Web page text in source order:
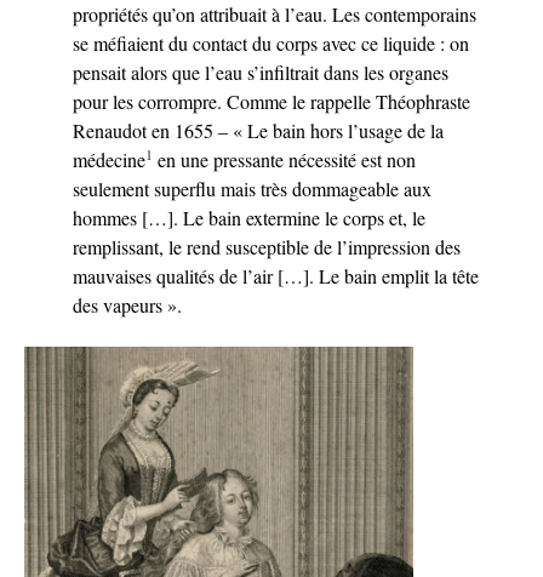
propriétés qu’on attribuait à l’eau. Les contemporains
se méfiaient du contact du corps avec ce liquide : on
pensait alors que l’eau s’infiltrait dans les organes
pour les corrompre. Comme le rappelle Théophraste
Renaudot en 1655 – « Le bain hors l’usage de la
médecine1 en une pressante nécessité est non
seulement superflu mais très dommageable aux
hommes […]. Le bain extermine le corps et, le
remplissant, le rend susceptible de l’impression des
mauvaises qualités de l’air […]. Le bain emplit la tête
des vapeurs ».